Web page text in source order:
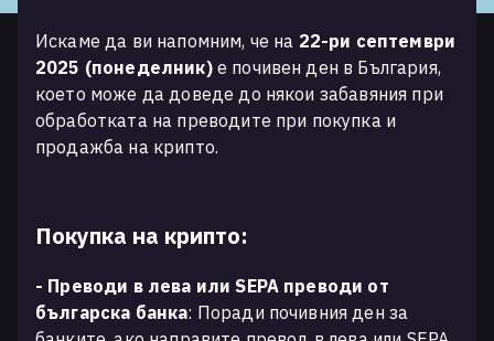
Искаме да ви напомним, че на 22-ри септември
2025 (понеделник)е почивен ден в България,
което може да доведе до някои забавяния при
обработката на преводите при покупка и
продажба на крипто.
Покупка на крипто:
- Преводи в лева или SEPA преводи от
българска банка: Поради почивния ден за